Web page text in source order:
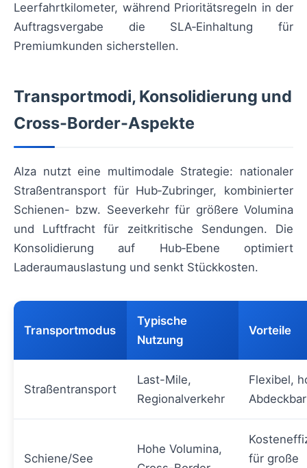
Leerfahrtkilometer, während Prioritätsregeln in der
Auftragsvergabe die SLA‑Einhaltung für
Premiumkunden sicherstellen.
Transportmodi, Konsolidierung und
Cross-Border-Aspekte
Alza nutzt eine multimodale Strategie: nationaler
Straßentransport für Hub‑Zubringer, kombinierter
Schienen- bzw. Seeverkehr für größere Volumina
und Luftfracht für zeitkritische Sendungen. Die
Konsolidierung auf Hub‑Ebene optimiert
Laderaumauslastung und senkt Stückkosten.
Transportmodus
Typische
Nutzung
Vorteile
Straßentransport
Last-Mile,
Regionalverkehr
Flexibel,
Schiene/See
Hohe Volumina,
für große